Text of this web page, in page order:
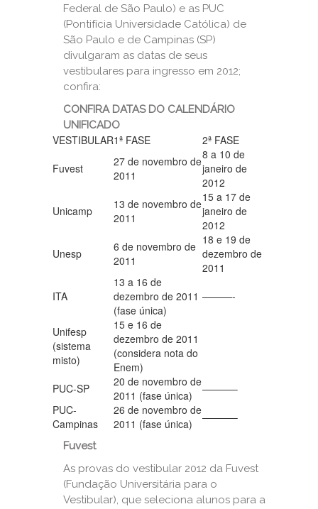
Federal de São Paulo) e as PUC
(Pontifícia Universidade Católica) de
São Paulo e de Campinas (SP)
divulgaram as datas de seus
vestibulares para ingresso em 2012;
confira:
CONFIRA DATAS DO CALENDÁRIO
UNIFICADO
VESTIBULAR1ª FASE
2ª FASE
Fuvest
27 de novembro de
2011
8 a 10 de
janeiro de
2012
Unicamp
13 de novembro de
2011
15 a 17 de
janeiro de
2012
Unesp
6 de novembro de
2011
18 e 19 de
dezembro de
2011
ITA
13 a 16 de
dezembro de 2011
(fase única)
———-
Unifesp
(sistema
misto)
15 e 16 de
dezembro de 2011
(considera nota do
Enem)
PUC-SP
20 de novembro de
2011 (fase única)
———–
PUC-
Campinas
26 de novembro de
2011 (fase única)
———–
Fuvest
As provas do vestibular 2012 da Fuvest
(Fundação Universitária para o
Vestibular), que seleciona alunos para a